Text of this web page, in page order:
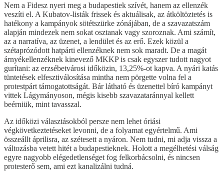
Nem a Fidesz nyeri meg a budapestiek szívét, hanem az ellenzék
veszíti el. A Kubatov-listák frissek és aktuálisak, az átköltöztetés is
hatékony a kampányok sötétszürke zónájában, de a szavazatszám
alapján mindezek nem sokat osztanak vagy szoroznak. Ami számít,
az a narratíva, az üzenet, a lendület és az erő. Ezek közül a
szétaprózódott hatpárti ellenzéknek nem sok maradt. De a magát
árnyékellenzéknek kinevező MKKP is csak egyszer tudott nagyot
gurítani: az erzsébetvárosi időközin, 13,25%-ot kapva. A nyári katás
tüntetések elfesztiválosítása mintha nem pörgette volna fel a
protestpárt támogatottságát. Bár látható és üzenettel bíró kampányt
vittek Lágymányoson, mégis kisebb szavazataránnyal kellett
beérniük, mint tavasszal.
Az időközi választásokból persze nem lehet óriási
végkövetkeztetéseket levonni, de a folyamat egyértelmű. Ami
összeállt áprilisra, az szétesett a nyáron. Nem tudni, mi adja vissza a
változásba vetett hitét a budapestieknek. Holott a megélhetési válság
egyre nagyobb elégedetlenséget fog felkorbácsolni, és nincsen
protesterő sem, ami ezt kanalizálni tudná.